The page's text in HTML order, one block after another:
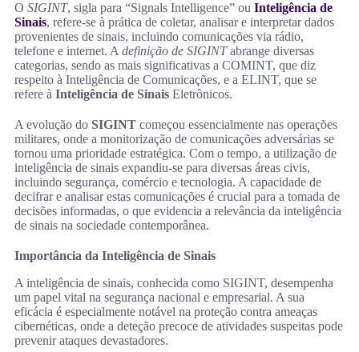
O SIGINT, sigla para “Signals Intelligence” ou Inteligência de
Sinais, refere-se à prática de coletar, analisar e interpretar dados
provenientes de sinais, incluindo comunicações via rádio,
telefone e internet. A definição de SIGINTabrange diversas
categorias, sendo as mais significativas a COMINT, que diz
respeito à Inteligência de Comunicações, e a ELINT, que se
refere à Inteligência de Sinais Eletrônicos.
A evolução do SIGINT começou essencialmente nas operações
militares, onde a monitorização de comunicações adversárias se
tornou uma prioridade estratégica. Com o tempo, a utilização de
inteligência de sinais expandiu-se para diversas áreas civis,
incluindo segurança, comércio e tecnologia. A capacidade de
decifrar e analisar estas comunicações é crucial para a tomada de
decisões informadas, o que evidencia a relevância da inteligência
de sinais na sociedade contemporânea.
Importância da Inteligência de Sinais
A inteligência de sinais, conhecida como SIGINT, desempenha
um papel vital na segurança nacional e empresarial. A sua
eficácia é especialmente notável na proteção contra ameaças
cibernéticas, onde a deteção precoce de atividades suspeitas pode
prevenir ataques devastadores.